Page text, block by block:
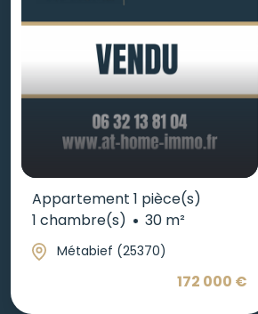
Appartement 1 pièce(s)
1 chambre(s)
30 m²
Métabief (25370)
172 000 €